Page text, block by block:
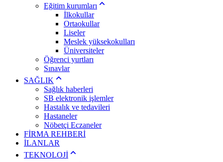
Eğitim kurumları
İlkokullar
Ortaokullar
Liseler
Meslek yüksekokulları
Üniversiteler
Öğrenci yurtları
Sınavlar
SAĞLIK
Sağlık haberleri
SB elektronik işlemler
Hastalık ve tedavileri
Hastaneler
Nöbetçi Eczaneler
FİRMA REHBERİ
İLANLAR
TEKNOLOJİ